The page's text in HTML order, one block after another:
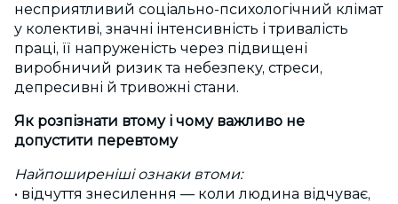
несприятливий соціально-психологічний клімат
у колективі, значні інтенсивність і тривалість
праці, її напруженість через підвищені
виробничий ризик та небезпеку, стреси,
депресивні й тривожні стани.
Як розпізнати втому і чому важливо не
допустити перевтому
Найпоширеніші ознаки втоми:
• відчуття знесилення — коли людина відчуває,